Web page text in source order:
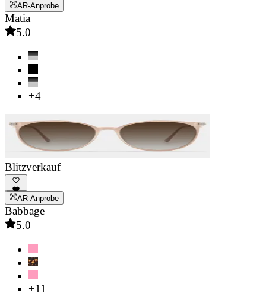
AR-Anprobe
Matia
5.0
+4
Blitzverkauf
AR-Anprobe
Babbage
5.0
+11